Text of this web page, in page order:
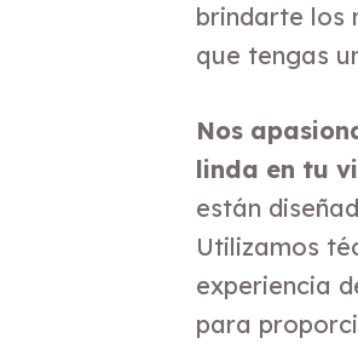
brindarte los
que tengas
Nos
linda en tu
están
Utilizamos
experiencia
para